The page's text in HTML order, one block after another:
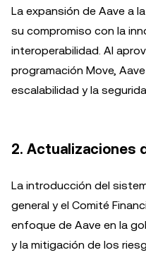
La expansión de Aave a
su compromiso con la
interoperabilidad. Al
programación Move,
escalabilidad y la
2. Actualizaciones
La introducción del
general y el Comité
enfoque de Aave en la
y la mitigación de los